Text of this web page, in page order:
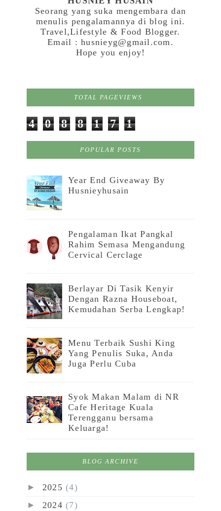
Seorang yang suka mengembara dan
menulis pengalamannya di blog ini.
Travel,Lifestyle & Food Blogger.
Email : husnieyg@gmail.com.
Hope you enjoy!
TOTAL PAGEVIEWS
4 0 8 8 1 7 1
POPULAR POSTS
Year End Giveaway By
Husnieyhusain
Pengalaman Ikat Pangkal
Rahim Semasa Mengandung
Cervical Cerclage
Berlayar Di Tasik Kenyir
Dengan Razna Houseboat,
Kemudahan Serba Lengkap!
Menu Terbaik Sushi King
Yang Penulis Suka, Anda
Juga Perlu Cuba
Syok Makan Malam di NR
Cafe Heritage Kuala
Terengganu bersama
Keluarga!
BLOG ARCHIVE
► 2025 (4)
► 2024 (7)